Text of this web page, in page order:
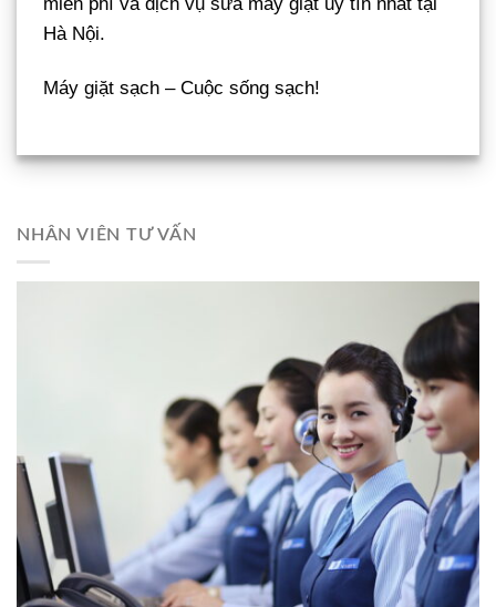
miễn phí và dịch vụ sửa máy giặt uy tín nhất tại
Hà Nội.
Máy giặt sạch – Cuộc sống sạch!
NHÂN VIÊN TƯ VẤN